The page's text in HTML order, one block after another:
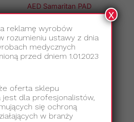
AED Samaritan PAD
Akcesoria do defibrylatorów
reklamę wyrobów
rozumieniu ustawy z dnia
medycznych
przed dniem 1.01.2023
oferta sklepu
jest dla profesjonalistów,
się ochroną
w branży
x